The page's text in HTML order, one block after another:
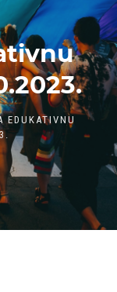
EDUKATIVNU